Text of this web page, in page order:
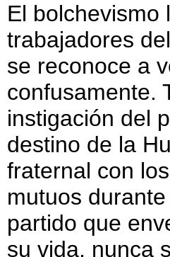
El bolchevismo
trabajadores
se reconoce a
confusamente.
instigación del
destino de la
fraternal con
mutuos
partido que
su vida, nunca